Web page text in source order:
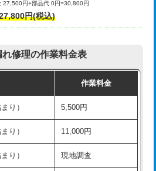
11,000円+材料費
） 16,500円+材料費
デッキ
13,200円+材料費
付・デッキ
16,500円+材料費
27,500円+部品代 0円=30,800円
円(税込)
修理の作業料金表
作業料金
り） 5,500円
り） 11,000円
り） 現地調査